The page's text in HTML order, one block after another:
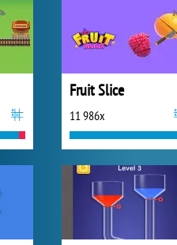
Fruit Slice
11 986x